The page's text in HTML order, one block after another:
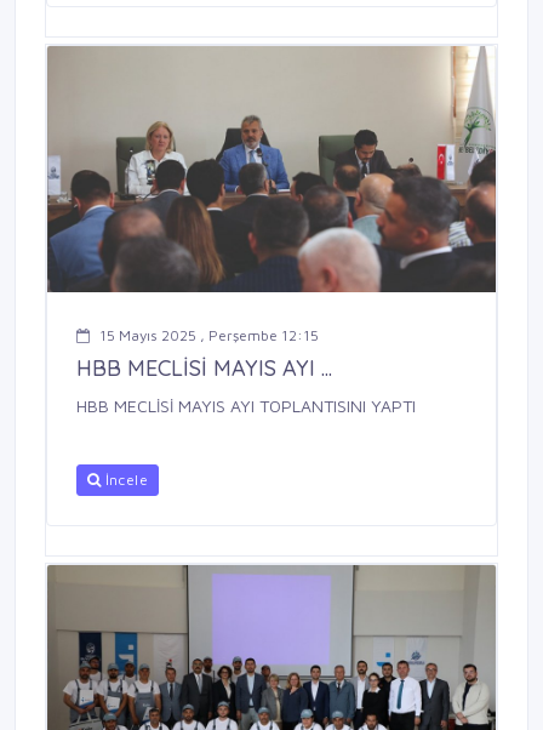
15 Mayıs 2025 , Perşembe 12:15
HBB MECLİSİ MAYIS AYI ...
HBB MECLİSİ MAYIS AYI TOPLANTISINI YAPTI
İncele